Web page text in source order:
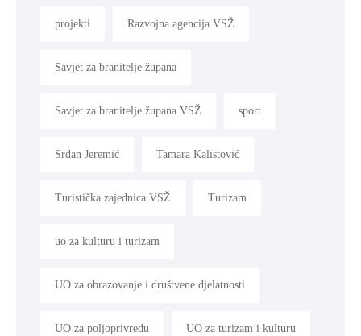
projekti Razvojna agencija VSŽ
Savjet za branitelje župana
Savjet za branitelje župana VSŽ sport
Srđan Jeremić Tamara Kalistović
Turistička zajednica VSŽ Turizam
uo za kulturu i turizam
UO za obrazovanje i društvene djelatnosti
UO za poljoprivredu UO za turizam i kulturu